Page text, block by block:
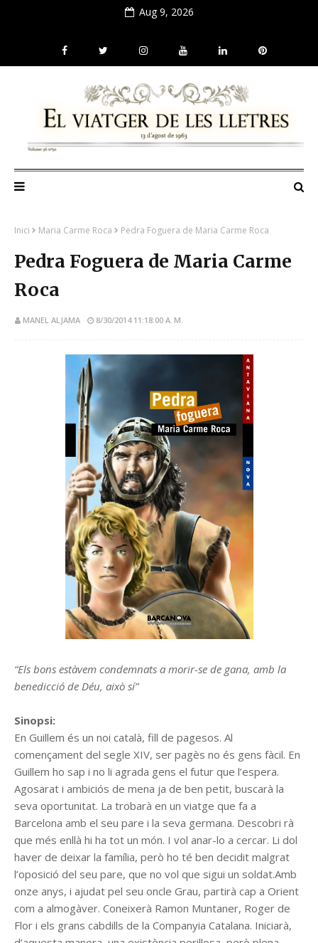
Aug 9, 2026
Inici Maria Carme Roca Pedra Foguera de Maria Carme Roca
Pedra Foguera de Maria Carme
Roca
MANEL ALJAMA 8/30/2014 11:18:00 A. M.
“Els bons estàvem condemnats a morir-se de gana, amb la
benedicció de Déu, això sí”
Sinopsi:
En Guillem és un noi català, fill de pagesos. Al
començament del segle XIV, ser pagès no és gens fàcil. En
Guillem ho sap i no li agrada gens el futur que l’espera.
Agosarat i ambiciós de mena ja de ben petit, buscarà la
seva oportunitat. La trobarà en un viatge que fa a
Barcelona amb el seu pare i la seva germana. Descobri rà
que més enllà hi ha tot un món. I vol anar-lo a cercar. Li dol
haver de deixar la família, però ho té ben decidit malgrat
l’oposició del seu pare, que no vol que sigui un soldat.Amb
onze anys, i ajudat pel seu oncle Grau, partirà cap a Orient
com a almogàver. Coneixerà Ramon Muntaner, Roger de
Flor i els grans cabdills de la Companyia Catalana. Iniciarà,